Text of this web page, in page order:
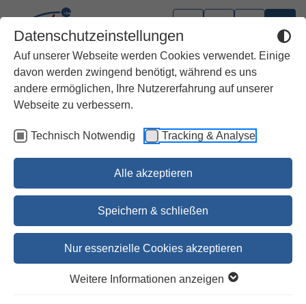
Datenschutzeinstellungen
Auf unserer Webseite werden Cookies verwendet. Einige
davon werden zwingend benötigt, während es uns
andere ermöglichen, Ihre Nutzererfahrung auf unserer
Webseite zu verbessern.
Technisch Notwendig Tracking & Analyse
Alle akzeptieren
Speichern & schließen
Nur essenzielle Cookies akzeptieren
Weitere Informationen anzeigen
Gebete für Verstorbene und